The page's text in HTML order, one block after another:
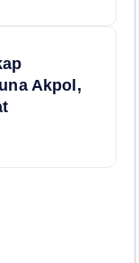
Akpol,